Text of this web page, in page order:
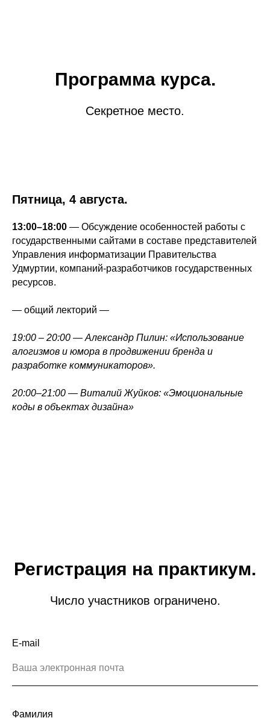
Программа курса.
Секретное место.
Пятница, 4 августа.
13:00–18:00 — Обсуждение особенностей работы с
государственными сайтами в составе представителей
Управления информатизации Правительства
Удмуртии, компаний-разработчиков государственных
ресурсов.
— общий лекторий —
19:00 – 20:00 — Александр Пилин: «Использование
алогизмов и юмора в продвижении бренда и
разработке коммуникаторов».
20:00–21:00 — Виталий Жуйков: «Эмоциональные
коды в объектах дизайна»
Регистрация на практикум.
Число участников ограничено.
E-mail
Фамилия